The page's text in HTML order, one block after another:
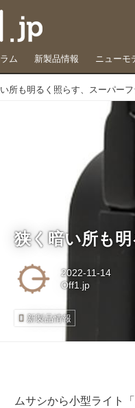
ム 新製品情報 ニューモ
所も明るく照らす、スーパー
狭く暗い所も
2022-11-14
Off1.jp
新製品情報
ムサシから小型ライト